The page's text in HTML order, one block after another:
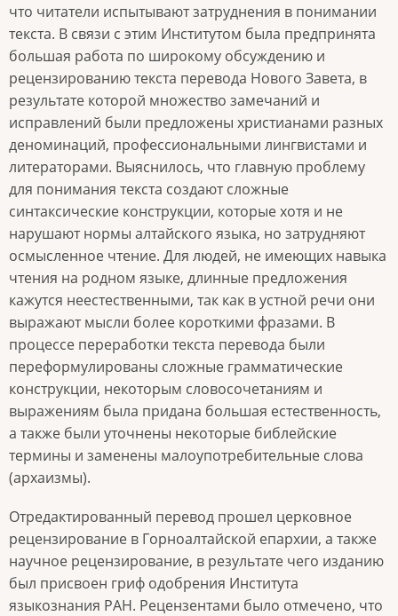
что читатели испытывают затруднения в понимании
текста. В связи с этим Институтом была предпринята
большая работа по широкому обсуждению и
рецензированию текста перевода Нового Завета, в
результате которой множество замечаний и
исправлений были предложены христианами разных
деноминаций, профессиональными лингвистами и
литераторами. Выяснилось, что главную проблему
для понимания текста создают сложные
синтаксические конструкции, которые хотя и не
нарушают нормы алтайского языка, но затрудняют
осмысленное чтение. Для людей, не имеющих навыка
чтения на родном языке, длинные предложения
кажутся неестественными, так как в устной речи они
выражают мысли более короткими фразами. В
процессе переработки текста перевода были
переформулированы сложные грамматические
конструкции, некоторым словосочетаниям и
выражениям была придана большая естественность,
а также были уточнены некоторые библейские
термины и заменены малоупотребительные слова
(архаизмы).
Отредактированный перевод прошел церковное
рецензирование в Горноалтайской епархии, а также
научное рецензирование, в результате чего изданию
был присвоен гриф одобрения Института
языкознания РАН. Рецензентами было отмечено, что